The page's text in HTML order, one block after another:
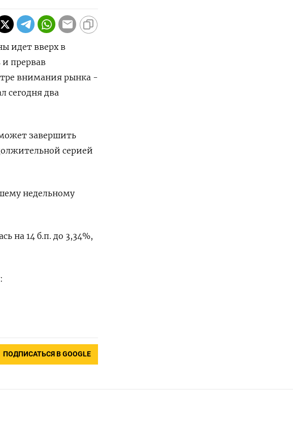
идет вверх в
прервав
внимания рынка -
сегодня два
может завершить
серией
недельному
на 14 б.п. до 3,34%,
ПОДПИСАТЬСЯ В GOOGLE